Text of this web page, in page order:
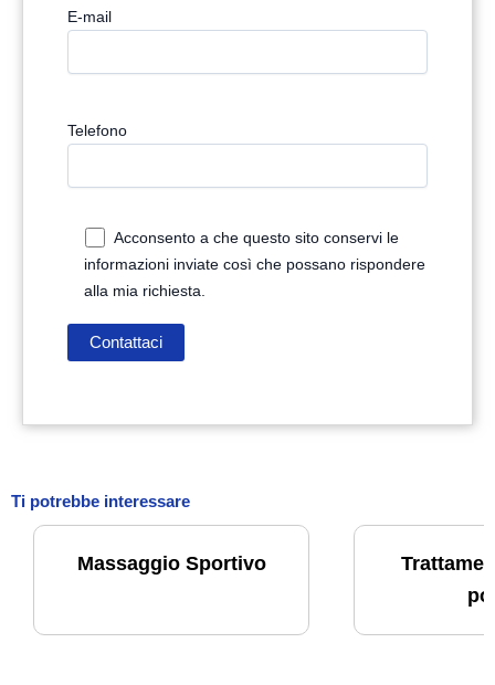
E-mail
Telefono
Acconsento a che questo sito conservi le
informazioni inviate così che possano rispondere
alla mia richiesta.
Ti potrebbe interessare
Massaggio Sportivo